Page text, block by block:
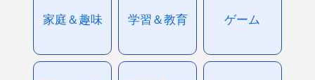
家庭＆趣味 学習＆教育 ゲーム